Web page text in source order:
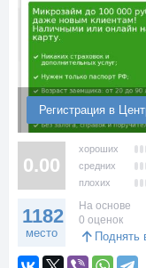
Регистрация в
0.00
хороших
средних
плохих
1182
место
На основе
0 оценок
Поднять